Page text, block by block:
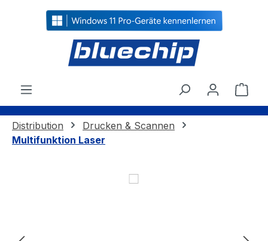
springen
Distribution
Drucken & Scannen
Multifunktion Laser
Bildergalerie überspringen